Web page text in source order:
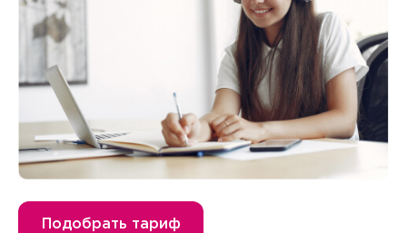
Подобрать тариф